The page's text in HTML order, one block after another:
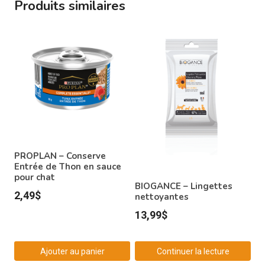
Produits similaires
PROPLAN – Conserve
Entrée de Thon en sauce
pour chat
2,49$
Ajouter au panier
BIOGANCE – Lingettes
nettoyantes
13,99$
Continuer la lecture